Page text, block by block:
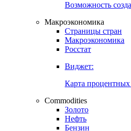
Ставки
Создать индекс
Возможность
Страницы стран
Росстат
Виджет:
Карта процентных